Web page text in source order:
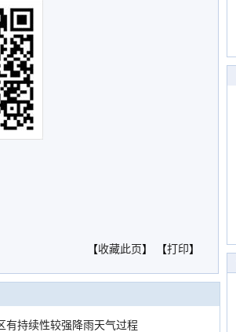
【收藏此页 】 【打印】
有持续性较强降雨天气过程